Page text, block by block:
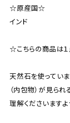
☆原産国☆
インド
☆こちらの商品は１
天然石を使っていま
（内包物）が見ら
理解くださいますよ